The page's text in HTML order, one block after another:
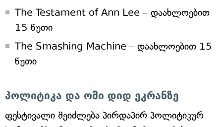
The Testament of Ann Lee – დაახლოებით
15 წუთი
The Smashing Machine – დაახლოებით 15
წუთი
პოლიტიკა და ომი დიდ ეკრანზე
ფესტივალი შეიძლება პირდაპირ პოლიტიკურ